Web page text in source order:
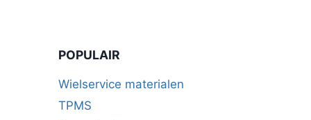
POPULAIR
Wielservice materialen
TPMS